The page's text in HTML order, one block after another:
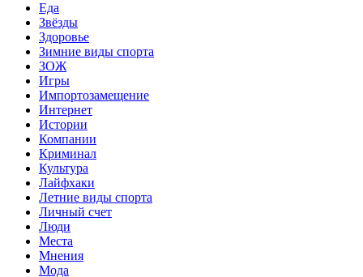
Еда
Звёзды
Здоровье
Зимние виды спорта
ЗОЖ
Игры
Импортозамещение
Интернет
Истории
Компании
Криминал
Культура
Лайфхаки
Летние виды спорта
Личный счет
Люди
Места
Мнения
Мода